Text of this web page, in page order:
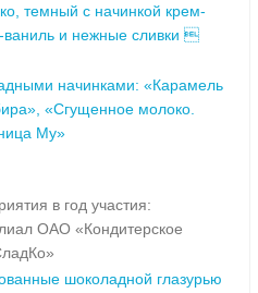
темный с начинкой крем-
и нежные сливки 
начинками: «Карамель
«Сгущенное молоко.
Му»
в год участия:
ОАО «Кондитерское
шоколадной глазурью